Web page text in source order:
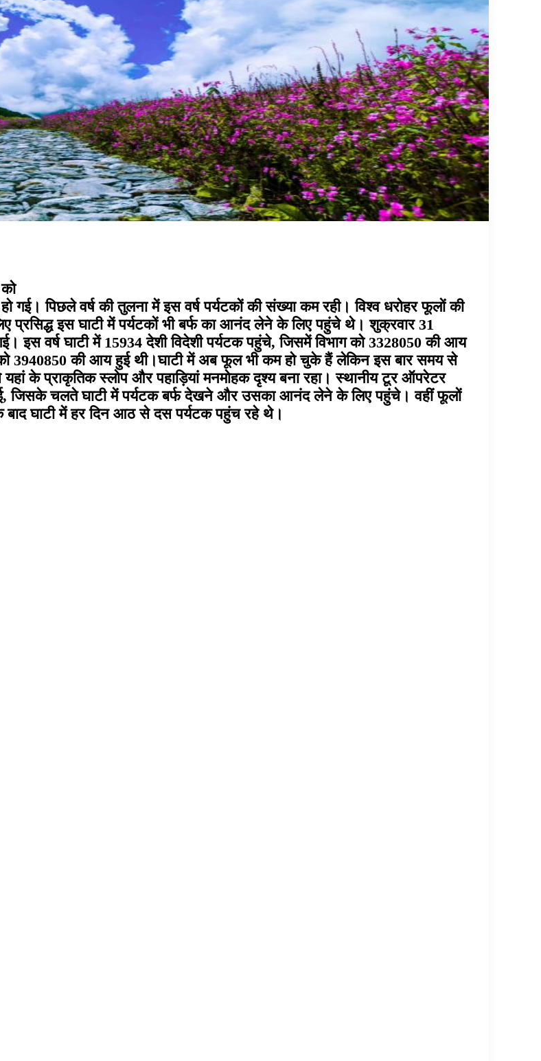
गई। पिछले वर्ष की तुलना में इस वर्ष पर्यटकों की संख्या कम रही। विश्व धरोहर फूलों की
प्रसिद्ध इस घाटी में पर्यटकों भी बर्फ का आनंद लेने के लिए पहुंचे थे। शुक्रवार 31
इस वर्ष घाटी में 15934 देशी विदेशी पर्यटक पहुंचे, जिसमें विभाग को 3328050 की आय
3940850 की आय हुई थी।घाटी में अब फूल भी कम हो चुके हैं लेकिन इस बार समय से
के प्राकृतिक स्लोप और पहाड़ियां मनमोहक दृश्य बना रहा। स्थानीय टूर ऑपरेटर
जिसके चलते घाटी में पर्यटक बर्फ देखने और उसका आनंद लेने के लिए पहुंचे। वहीं फूलों
के बाद घाटी में हर दिन आठ से दस पर्यटक पहुंच रहे थे।